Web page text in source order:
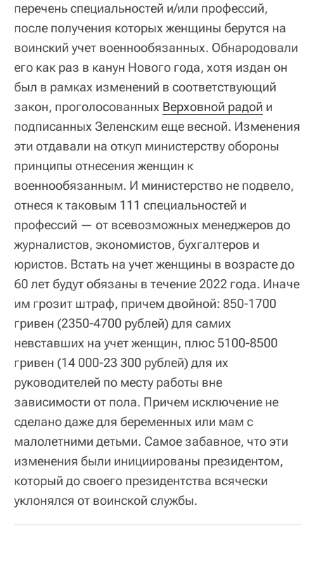
перечень специальностей и/или профессий,
после получения которых женщины берутся на
воинский учет военнообязанных. Обнародовали
его как раз в канун Нового года, хотя издан он
был в рамках изменений в соответствующий
закон, проголосованных Верховной радой и
подписанных Зеленским еще весной. Изменения
эти отдавали на откуп министерству обороны
принципы отнесения женщин к
военнообязанным. И министерство не подвело,
отнеся к таковым 111 специальностей и
профессий — от всевозможных менеджеров до
журналистов, экономистов, бухгалтеров и
юристов. Встать на учет женщины в возрасте до
60 лет будут обязаны в течение 2022 года. Иначе
им грозит штраф, причем двойной: 850-1700
гривен (2350-4700 рублей) для самих
невставших на учет женщин, плюс 5100-8500
гривен (14 000-23 300 рублей) для их
руководителей по месту работы вне
зависимости от пола. Причем исключение не
сделано даже для беременных или мам с
малолетними детьми. Самое забавное, что эти
изменения были инициированы президентом,
который до своего президентства всячески
уклонялся от воинской службы.